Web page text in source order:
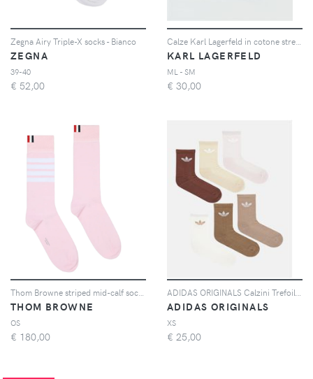
Zegna Airy Triple-X socks - Bianco
ZEGNA
39-40
€ 52,00
KARL LAGERFELD
ML - SM
€ 30,00
THOM BROWNE
OS
€ 180,00
ADIDAS ORIGINALS
XS
€ 25,00